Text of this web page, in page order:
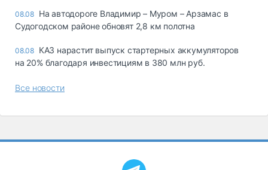
08.08 На автодороге Владимир – Муром – Арзамас в
Судогодском районе обновят 2,8 км полотна
08.08 КАЗ нарастит выпуск стартерных аккумуляторов
на 20% благодаря инвестициям в 380 млн руб.
Все новости